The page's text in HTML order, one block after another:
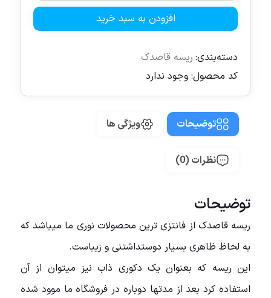
افزودن به سبد خرید
دسته‌بندی: ریسه قاصدک
کد محصول: وجود ندارد
توضیحات ویژگی ها
نظرات (0)
توضیحات
ریسه قاصدک از فانتزی ترین محصولات نوری ما میباشد که
به لحاظ ظاهری بسیار دوستداشتنی و زیباست.
این ریسه که بعنوان یک دکوری ذاب نیز میتوان از آن
استفاده کرد بعد از مدتها دوباره در فروشگاه ما موود شده